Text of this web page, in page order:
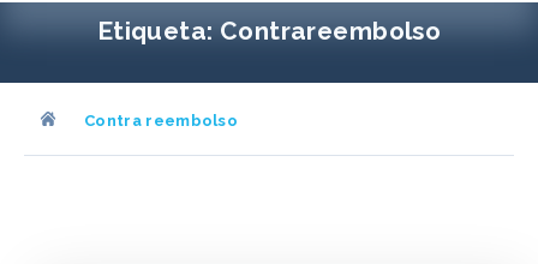
Etiqueta: Contrareembolso
Contra reembolso